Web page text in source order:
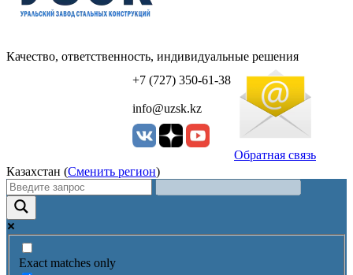
УЗСК Казахстан
Качество, ответственность, индивидуальные решения
+7 (727) 350-61-38
info@uzsk.kz
Обратная связь
Казахстан (Сменить регион)
Exact matches only